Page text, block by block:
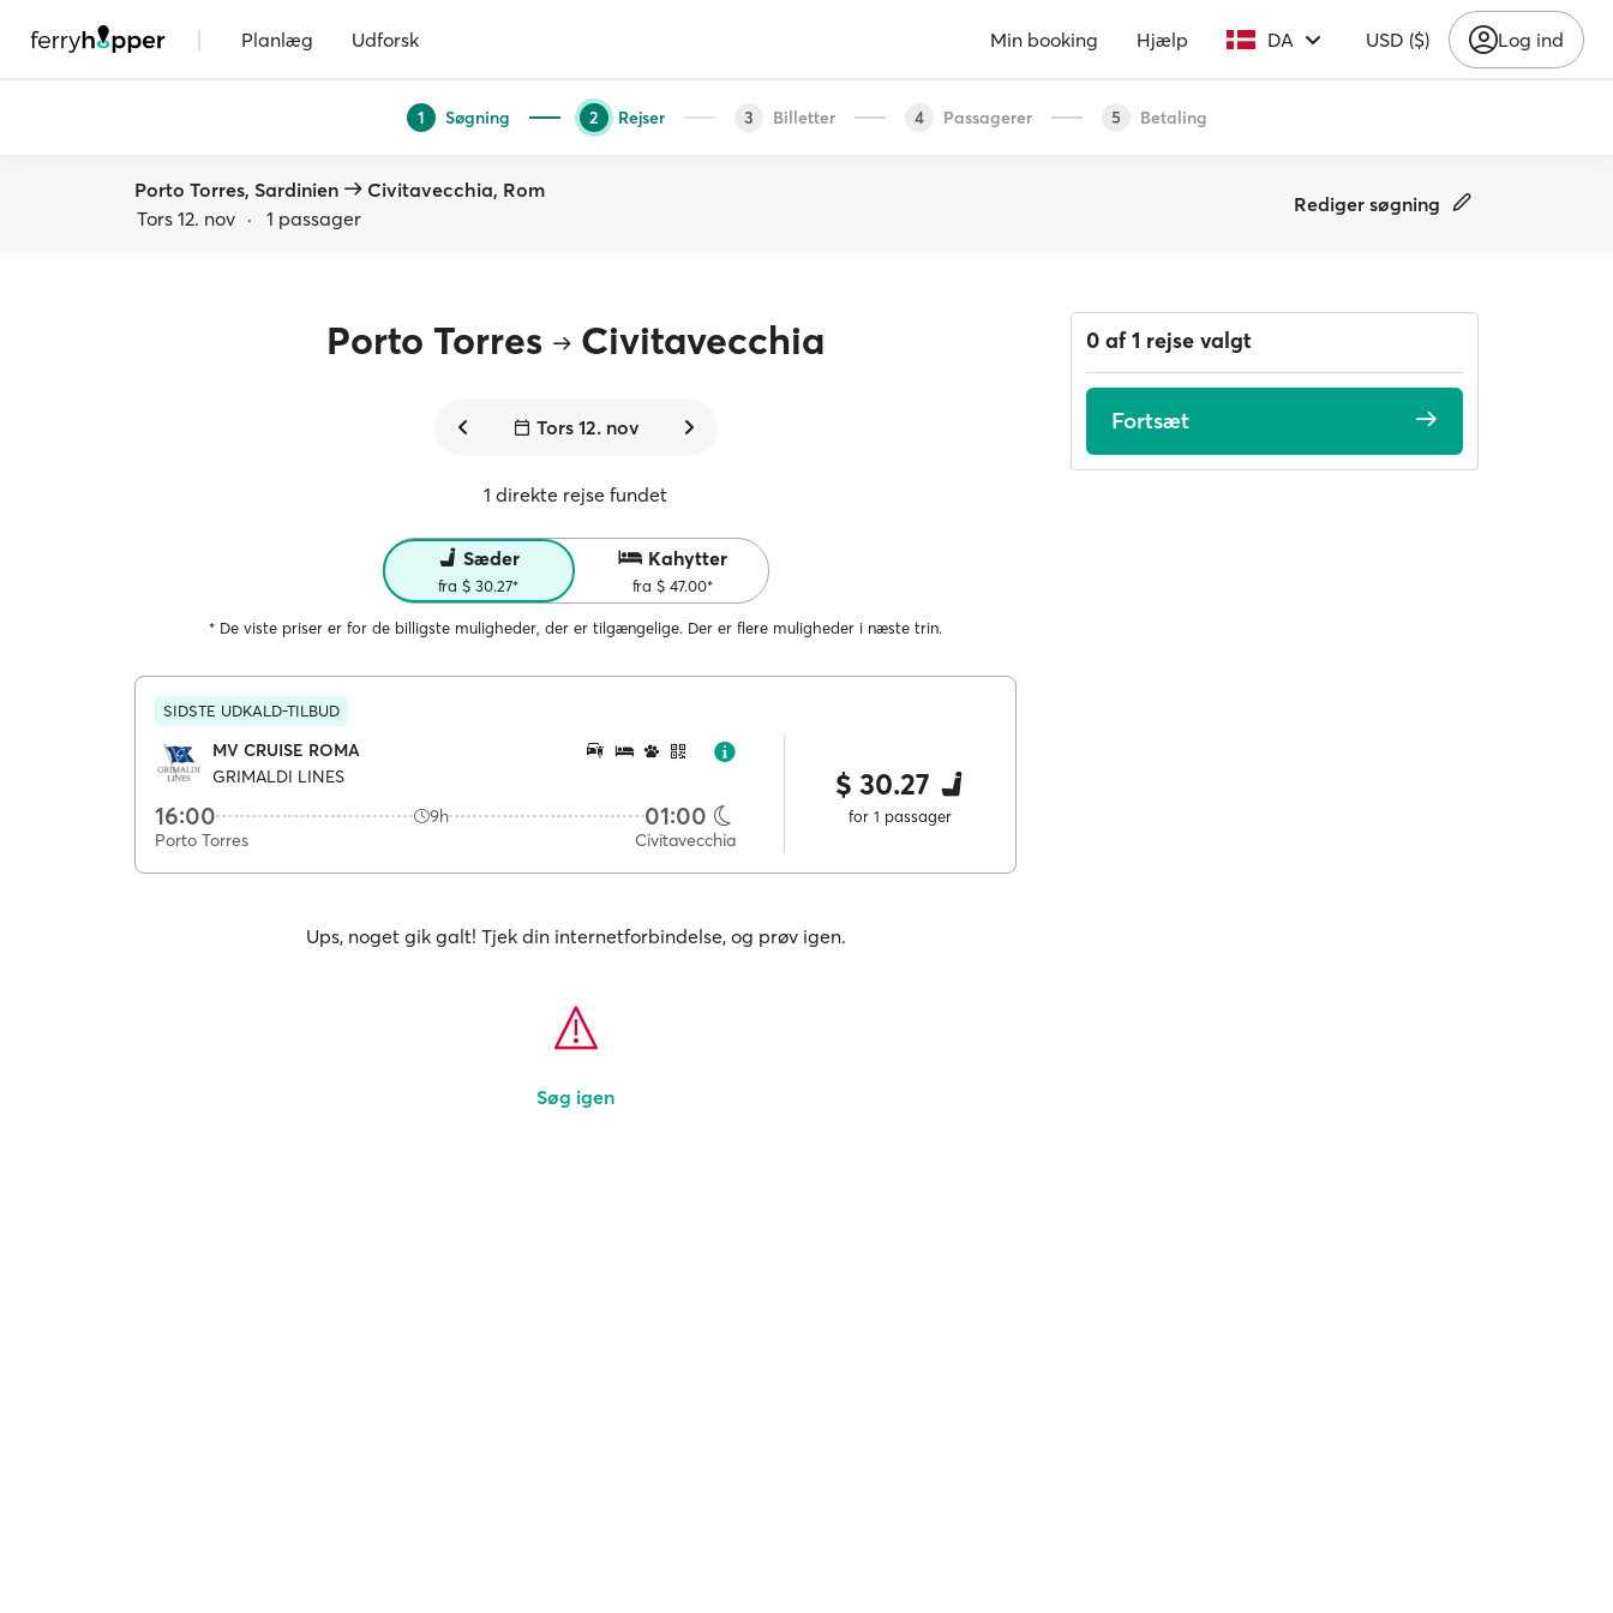
| Planlæg Udforsk Min booking Hjælp DA USD ($) Log ind
1 Søgning 2 Rejser 3 Billetter 4 Passagerer 5 Betaling
Porto Torres, Sardinien
Civitavecchia, Rom
Tors 12. nov · 1 passager
Rediger søgning
Porto Torres Civitavecchia
Tors 12. nov
1 direkte rejse fundet
Sæder
fra $ 30.27*
Kahytter
fra $ 47.00*
* De viste priser er for de billigste muligheder, der er tilgængelige. Der er flere muligheder i næste trin.
SIDSTE UDKALD-TILBUD
MV CRUISE ROMA
GRIMALDI LINES
16:00 9h 01:00
Porto Torres Civitavecchia
$ 30.27
for 1 passager
Ups, noget gik galt! Tjek din internetforbindelse, og prøv igen.
Søg igen
0 af 1 rejse valgt
Fortsæt